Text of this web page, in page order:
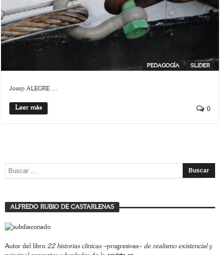
PEDAGOGÍA SLIDER
Josep ALEGRE ...
Leer más 0
ALFREDO RUBIO DE CASTARLENAS
Autor del libro 22 historias clínicas –progresivas– de realismo existencialy